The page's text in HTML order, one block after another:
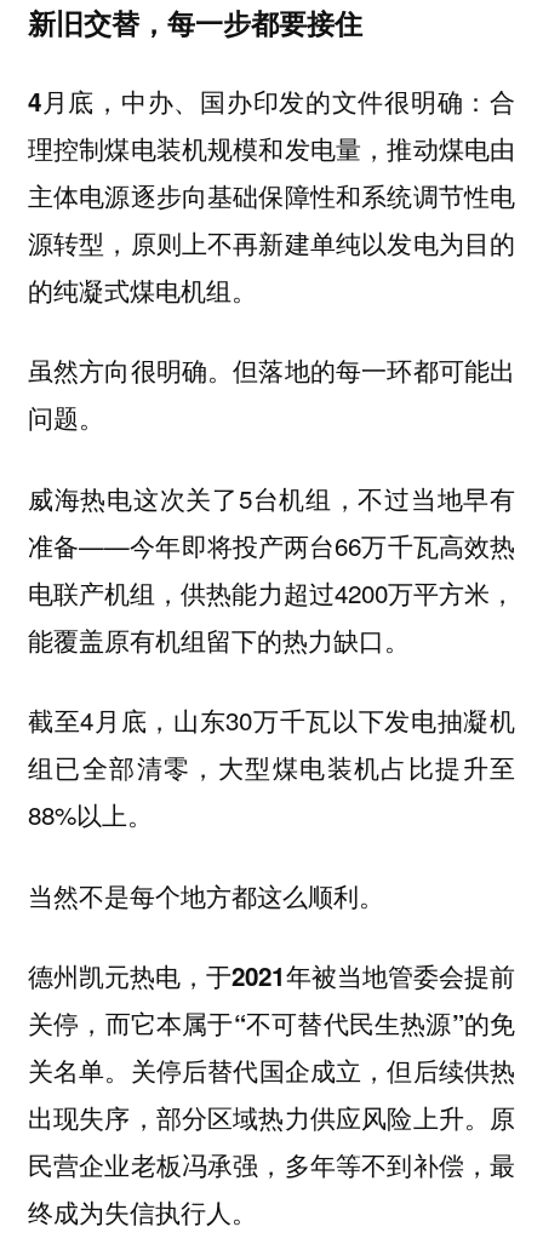
新旧交替，每一步都要接住
4月底，中办、国办印发的文件很明确：合
理控制煤电装机规模和发电量，推动煤电由
主体电源逐步向基础保障性和系统调节性电
源转型，原则上不再新建单纯以发电为目的
的纯凝式煤电机组。
虽然方向很明确。但落地的每一环都可能出
问题。
威海热电这次关了5台机组，不过当地早有
准备——今年即将投产两台66万千瓦高效热
电联产机组，供热能力超过4200万平方米，
能覆盖原有机组留下的热力缺口。
截至4月底，山东30万千瓦以下发电抽凝机
组已全部清零，大型煤电装机占比提升至
88%以上。
当然不是每个地方都这么顺利。
德州凯元热电，于2021年被当地管委会提前
关停，而它本属于“不可替代民生热源”的免
关名单。 关停后替代国企成立，但后续供热
出现失序，部分区域热力供应风险上升。原
民营企业老板冯承强，多年等不到补偿，最
终成为失信执行人。